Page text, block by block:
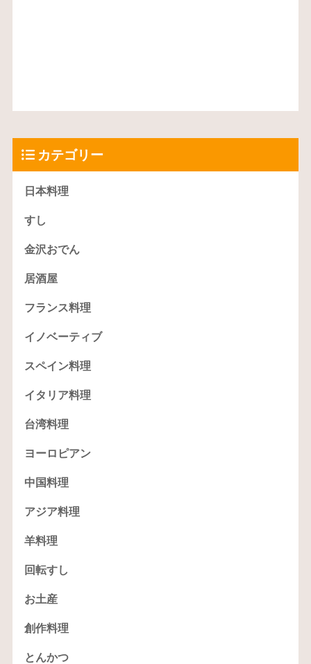
カテゴリー
日本料理
すし
金沢おでん
居酒屋
フランス料理
イノベーティブ
スペイン料理
イタリア料理
台湾料理
ヨーロピアン
中国料理
アジア料理
羊料理
回転すし
お土産
創作料理
とんかつ